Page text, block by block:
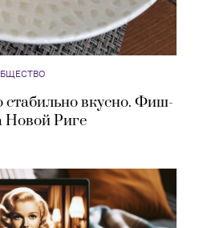
стабильно вкусно. Фиш-
Новой Риге